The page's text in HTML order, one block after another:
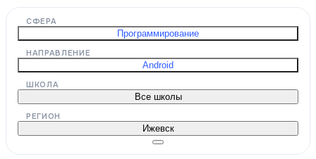
СФЕРА
Программирование
НАПРАВЛЕНИЕ
Android
ШКОЛА
Все школы
РЕГИОН
Ижевск